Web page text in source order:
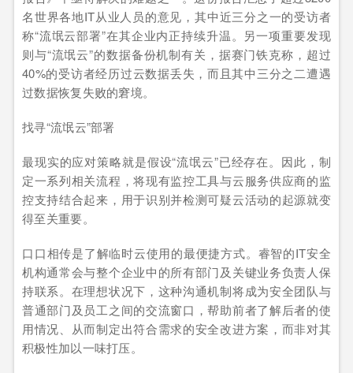
名世界各地IT从业人员的意见，其中近三分之一的受访者
称“流氓云部署”在其企业内正持续升温。另一项重要发现
则与“流氓云”的数据备份机制有关，据赛门铁克称，超过
40%的受访者经历过云数据丢失，而且其中三分之二遭遇
过数据恢复失败的窘境。
找寻“流氓云”部署
最现实的应对策略就是假设“流氓云”已经存在。因此，制
定一系列相关流程，将现有监控工具与云服务供应商的监
控支持结合起来，用于识别并检测可疑云活动的起源就变
得至关重要。
口口相传是了解临时云使用的最便捷方式。睿智的IT安全
机构通常会与整个企业中的所有部门及关键业务负责人保
持联系。在理想状况下，这种沟通机制将成为安全团队与
普通部门及员工之间的交流窗口，帮助前者了解后者的使
用情况、从而制定出符合需求的安全改进方案，而非对其
积极性加以一味打压。